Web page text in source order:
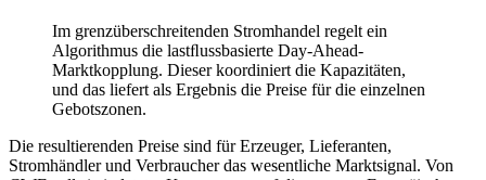
Im grenzüberschreitenden Stromhandel regelt ein
Algorithmus die lastﬂussbasierte Day-Ahead-
Marktkopplung. Dieser koordiniert die Kapazitäten,
und das liefert als Ergebnis die Preise für die einzelnen
Gebotszonen.
Die resultierenden Preise sind für Erzeuger, Lieferanten,
Stromhändler und Verbraucher das wesentliche Marktsignal. Von